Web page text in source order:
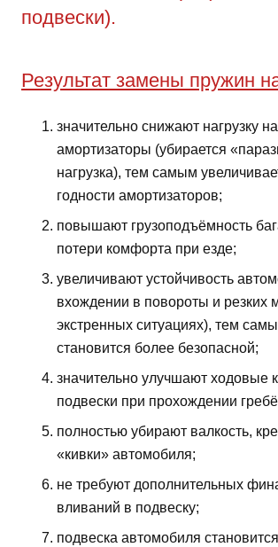
подвески).
Результат замены пружин
значительно снижают нагрузку на
амортизаторы (убирается
нагрузка), тем самым
годности амортизаторов;
повышают грузоподъёмность
потери комфорта при езде;
увеличивают устойчивость
вхождении в повороты и резких
экстренных ситуациях), тем
становится более безопасной;
значительно улучшают ходовые
подвески при прохождении
полностью убирают валкость,
«кивки» автомобиля;
не требуют дополнительных
вливаний в подвеску;
подвеска автомобиля